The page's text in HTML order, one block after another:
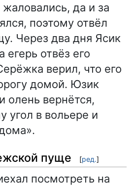
да и за
поэтому отвёл
Через два дня Ясик
егерь отвёз его
верил, что его
домой. Юзик
олень вернётся,
угол в вольере и
пуще [ред.]
посмотреть на